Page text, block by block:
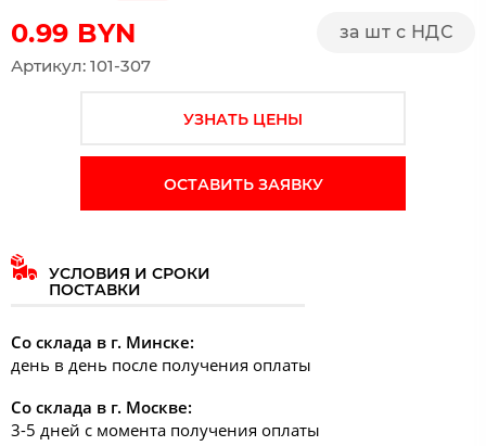
0.99 BYN
за шт с НДС
Артикул: 101-307
УЗНАТЬ ЦЕНЫ
ОСТАВИТЬ ЗАЯВКУ
УСЛОВИЯ И СРОКИ
ПОСТАВКИ
Со склада в г. Минске:
день в день после получения оплаты
Со склада в г. Москве:
3-5 дней с момента получения оплаты